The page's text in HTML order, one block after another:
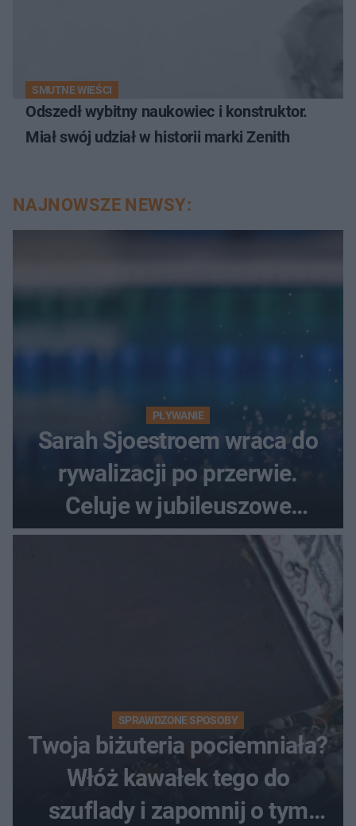
SMUTNE WIEŚCI
Odszedł wybitny naukowiec i konstruktor.
Miał swój udział w historii marki Zenith
NAJNOWSZE NEWSY:
PŁYWANIE
Sarah Sjoestroem wraca do
rywalizacji po przerwie.
Celuje w jubileuszowe
medale na ME
SPRAWDZONE SPOSOBY
Twoja biżuteria pociemniała?
Włóż kawałek tego do
szuflady i zapomnij o tym